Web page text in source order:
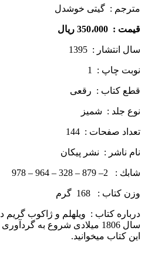
مترجم : گیتی خوشدل
قيمت : 350،000 ريال
سال انتشار : 1395
نوبت چاپ : 1
قطع كتاب : رقعی
نوع جلد : شمیز
تعداد صفحات : 144
نام ناشر : نشر پيكان
شابك : 2– 879 – 328 – 964 – 978
وزن كتاب : 168 گرم
درباره كتاب : ویلهلم و ژاکوب گریم
سال 1806 میلادی شروع به
این کتاب می­خوانید.